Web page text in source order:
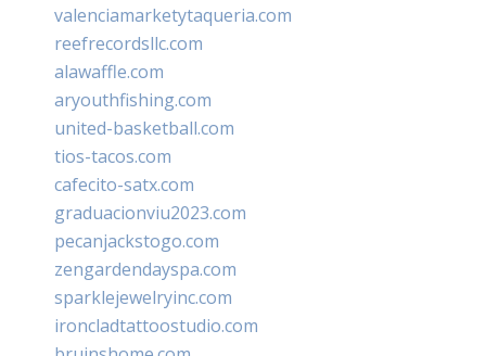
valenciamarketytaqueria.com
reefrecordsllc.com
alawaffle.com
aryouthfishing.com
united-basketball.com
tios-tacos.com
cafecito-satx.com
graduacionviu2023.com
pecanjackstogo.com
zengardendayspa.com
sparklejewelryinc.com
ironcladtattoostudio.com